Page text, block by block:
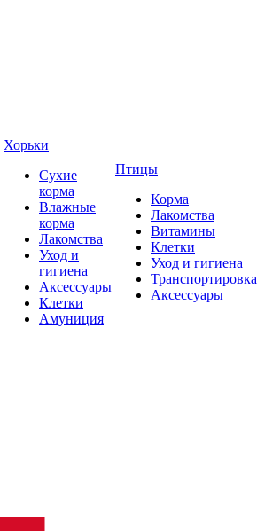
Хорьки
Сухие
корма
Влажные
корма
Лакомства
Уход и
гигиена
Аксессуары
Клетки
Амуниция
Птицы
Корма
Лакомства
Витамины
Клетки
Уход и гигиена
Транспортировка
Аксессуары